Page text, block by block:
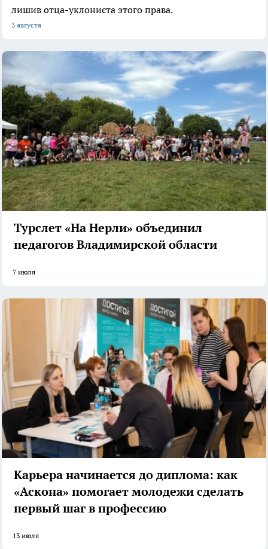
лишив отца-уклониста этого права.
3 августа
Турслет «На Нерли» объединил
педагогов Владимирской области
7 июля
Карьера начинается до диплома: как
«Аскона» помогает молодежи сделать
первый шаг в профессию
13 июля